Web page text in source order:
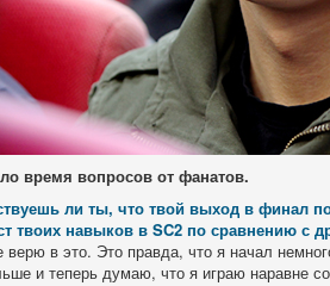
время вопросов от фанатов.
ли ты, что твой выход в финал
твоих навыков в SC2 по сравнению с
верю в это. Это правда, что я начал
и теперь думаю, что я играю наравне